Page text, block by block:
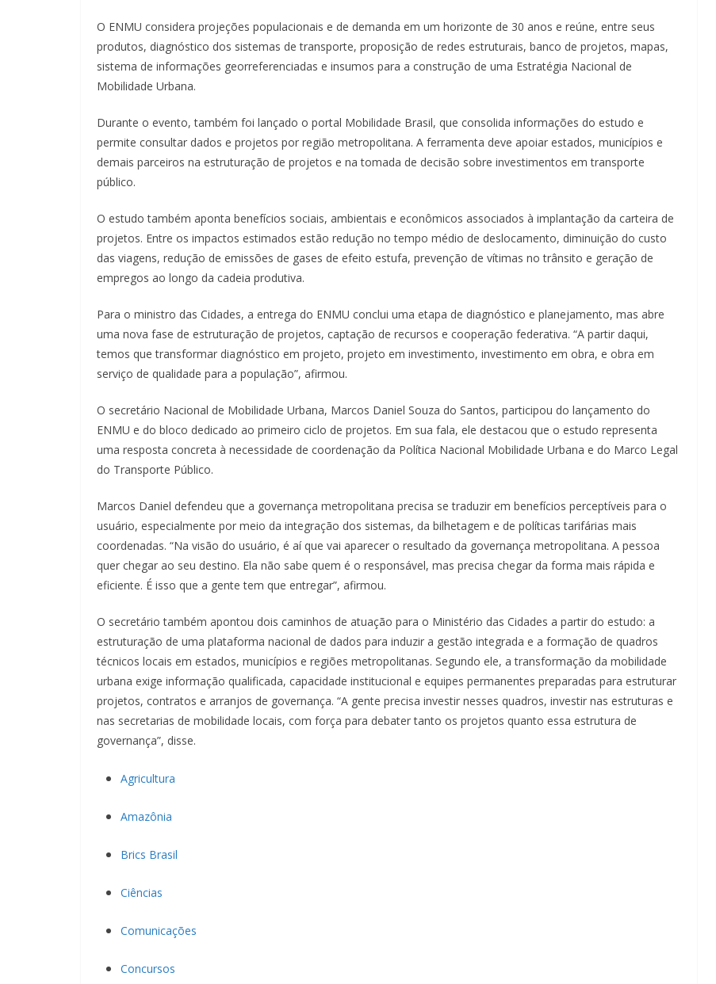
O ENMU considera projeções populacionais e de demanda em um horizonte de 30 anos e reúne, entre seus
produtos, diagnóstico dos sistemas de transporte, proposição de redes estruturais, banco de projetos, mapas,
sistema de informações georreferenciadas e insumos para a construção de uma Estratégia Nacional de
Mobilidade Urbana.
Durante o evento, também foi lançado o portal Mobilidade Brasil, que consolida informações do estudo e
permite consultar dados e projetos por região metropolitana. A ferramenta deve apoiar estados, municípios e
demais parceiros na estruturação de projetos e na tomada de decisão sobre investimentos em transporte
público.
O estudo também aponta benefícios sociais, ambientais e econômicos associados à implantação da carteira de
projetos. Entre os impactos estimados estão redução no tempo médio de deslocamento, diminuição do custo
das viagens, redução de emissões de gases de efeito estufa, prevenção de vítimas no trânsito e geração de
empregos ao longo da cadeia produtiva.
Para o ministro das Cidades, a entrega do ENMU conclui uma etapa de diagnóstico e planejamento, mas abre
uma nova fase de estruturação de projetos, captação de recursos e cooperação federativa. “A partir daqui,
temos que transformar diagnóstico em projeto, projeto em investimento, investimento em obra, e obra em
serviço de qualidade para a população”, afirmou.
O secretário Nacional de Mobilidade Urbana, Marcos Daniel Souza do Santos, participou do lançamento do
ENMU e do bloco dedicado ao primeiro ciclo de projetos. Em sua fala, ele destacou que o estudo representa
uma resposta concreta à necessidade de coordenação da Política Nacional Mobilidade Urbana e do Marco Legal
do Transporte Público.
Marcos Daniel defendeu que a governança metropolitana precisa se traduzir em benefícios perceptíveis para o
usuário, especialmente por meio da integração dos sistemas, da bilhetagem e de políticas tarifárias mais
coordenadas. “Na visão do usuário, é aí que vai aparecer o resultado da governança metropolitana. A pessoa
quer chegar ao seu destino. Ela não sabe quem é o responsável, mas precisa chegar da forma mais rápida e
eficiente. É isso que a gente tem que entregar”, afirmou.
O secretário também apontou dois caminhos de atuação para o Ministério das Cidades a partir do estudo: a
estruturação de uma plataforma nacional de dados para induzir a gestão integrada e a formação de quadros
técnicos locais em estados, municípios e regiões metropolitanas. Segundo ele, a transformação da mobilidade
urbana exige informação qualificada, capacidade institucional e equipes permanentes preparadas para estruturar
projetos, contratos e arranjos de governança. “A gente precisa investir nesses quadros, investir nas estruturas e
nas secretarias de mobilidade locais, com força para debater tanto os projetos quanto essa estrutura de
governança”, disse.
Agricultura
Amazônia
Brics Brasil
Ciências
Comunicações
Concursos